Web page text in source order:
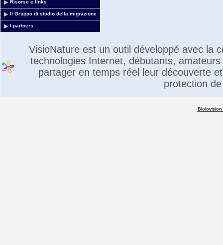
Risorse e links
Il Gruppo di studio della migrazione
I partners
VisioNature est un outil développé avec la
technologies Internet, débutants,
partager en temps réel leur découverte
protection
Biolovision